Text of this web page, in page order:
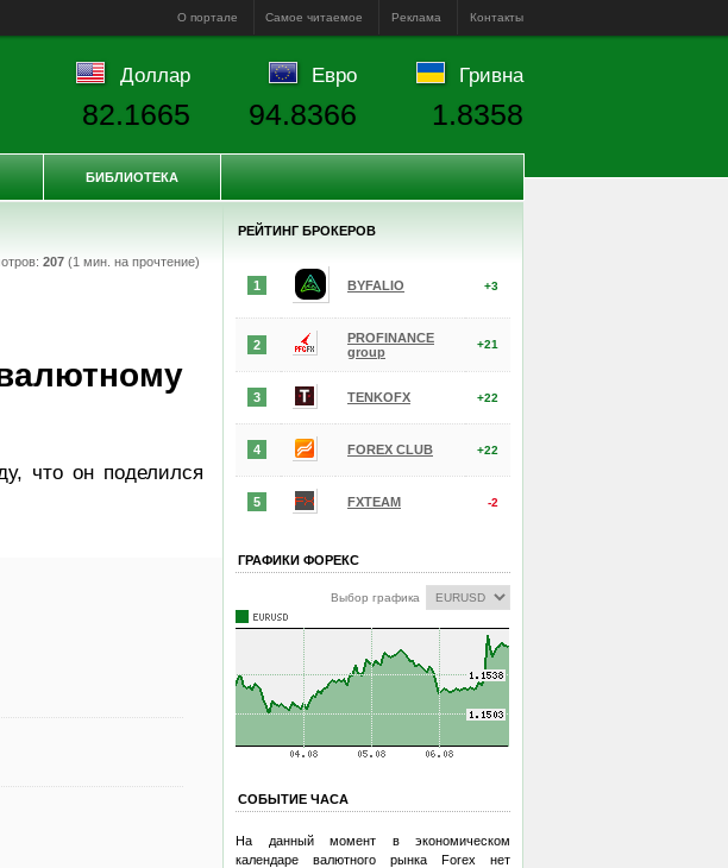
О портале Самое читаемое Реклама Контакты
207(1 мин. на прочтение)
что он поделился
РЕЙТИНГ БРОКЕРОВ
1 BYFALIO +3
2
PROFINANCE
group
+21
3 TENKOFX +22
4 FOREX CLUB +22
5 FXTEAM -2
ГРАФИКИ ФОРЕКС
Выбор графика
СОБЫТИЕ ЧАСА
На данный момент в экономическом
календаре валютного рынка Forex нет
Доллар
82.1665
Евро
94.8366
Гривна
1.8358
БИБЛИОТЕКА